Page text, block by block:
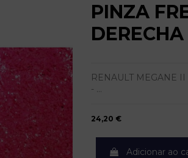
PINZA
DERECHA
RENAULT MEGANE
- ...
24,20 €
Adicionar ao